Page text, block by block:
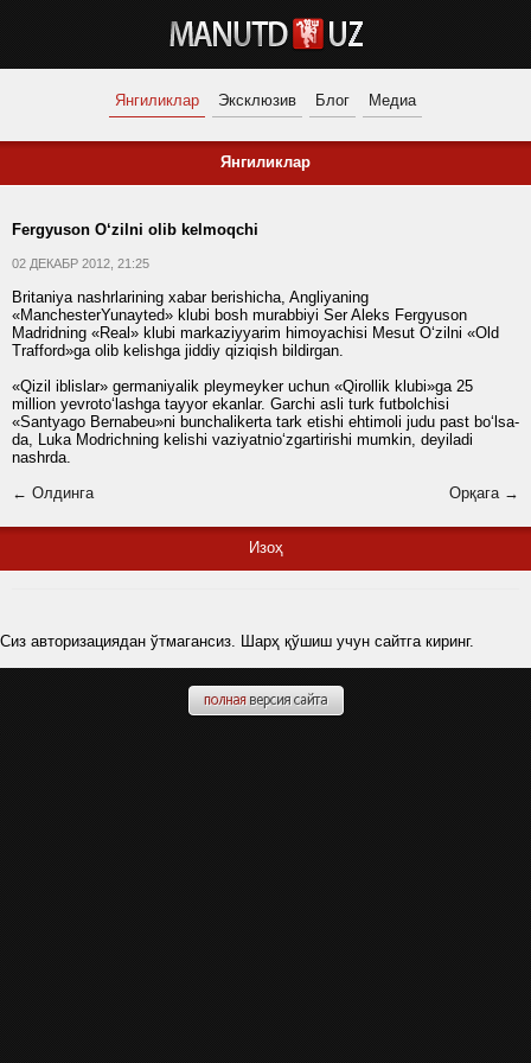
Янгиликлар Эксклюзив Блог Медиа
Янгиликлар
Fergyuson O‘zilni olib kelmoqchi
02 ДЕКАБР 2012, 21:25
Britaniya nashrlarining xabar berishicha, Angliyaning
«ManchesterYunayted» klubi bosh murabbiyi Ser Aleks Fergyuson
Madridning «Real» klubi markaziyyarim himoyachisi Mesut O‘zilni «Old
Trafford»ga olib kelishga jiddiy qiziqish bildirgan.
«Qizil iblislar» germaniyalik pleymeyker uchun «Qirollik klubi»ga 25
million yevroto‘lashga tayyor ekanlar. Garchi asli turk futbolchisi
«Santyago Bernabeu»ni bunchalikerta tark etishi ehtimoli judu past bo‘lsa-
da, Luka Modrichning kelishi vaziyatnio‘zgartirishi mumkin, deyiladi
nashrda.
← Олдинга
Орқага →
Изоҳ
Сиз авторизациядан ўтмагансиз. Шарҳ қўшиш учун сайтга киринг.